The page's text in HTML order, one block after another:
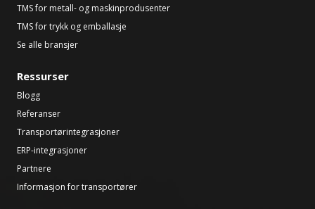
TMS for metall- og maskinprodusenter
TMS for trykk og emballasje
Se alle bransjer
Ressurser
Blogg
Referanser
Transportørintegrasjoner
ERP-integrasjoner
Partnere
Informasjon for transportører